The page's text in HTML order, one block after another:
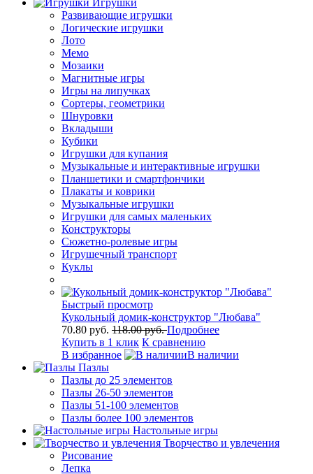
Игрушки
Развивающие игрушки
Логические игрушки
Лото
Мемо
Мозаики
Магнитные игры
Игры на липучках
Сортеры, геометрики
Шнуровки
Вкладыши
Кубики
Игрушки для купания
Музыкальные и интерактивные игрушки
Планшетики и смартфончики
Плакаты и коврики
Музыкальные игрушки
Игрушки для самых маленьких
Конструкторы
Сюжетно-ролевые игры
Игрушечный транспорт
Куклы
Быстрый просмотр
Кукольный домик-конструктор "Любава"
70.80 руб. 118.00 руб.Подробнее
Купить в 1 клик К сравнению
В избранное
В наличии
Пазлы
Пазлы до 25 элементов
Пазлы 26-50 элементов
Пазлы 51-100 элементов
Пазлы более 100 элементов
Настольные игры
Творчество и увлечения
Рисование
Лепка